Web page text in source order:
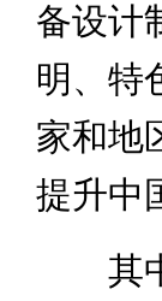
备设计
明、特
家和地
提升中
其中